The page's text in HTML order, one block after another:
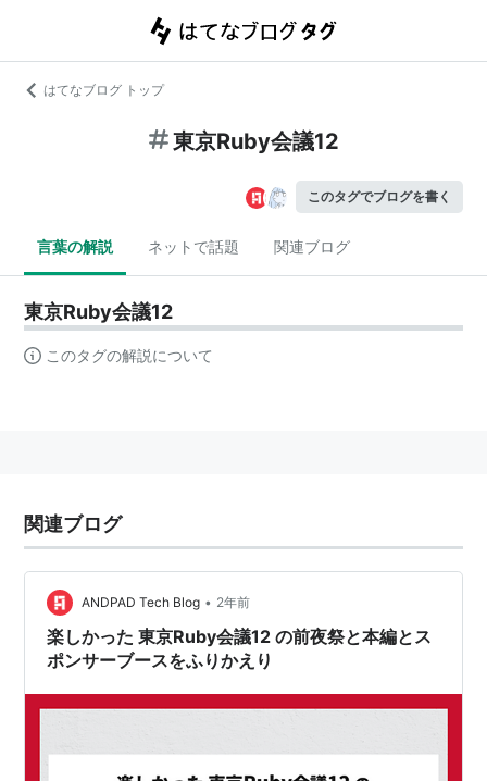
はてなブログ トップ
東京Ruby会議12
このタグでブログを書く
言葉の解説 ネットで話題 関連ブログ
東京Ruby会議12
このタグの解説について
関連ブログ
ANDPAD Tech Blog • 2年前
楽しかった 東京Ruby会議12 の前夜祭と本編とス
ポンサーブースをふりかえり